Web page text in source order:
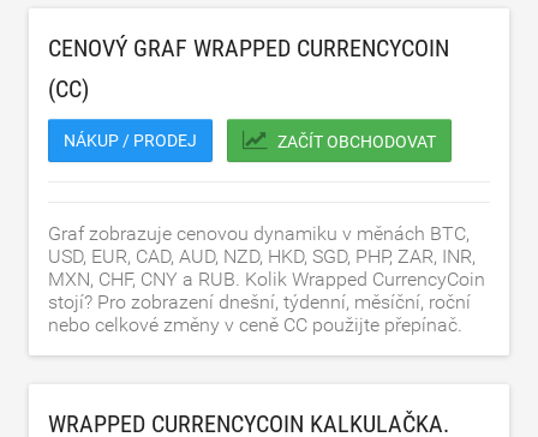
CENOVÝ GRAF WRAPPED CURRENCYCOIN
(CC)
NÁKUP / PRODEJ ZAČÍT OBCHODOVAT
Graf zobrazuje cenovou dynamiku v měnách BTC,
USD, EUR, CAD, AUD, NZD, HKD, SGD, PHP, ZAR, INR,
MXN, CHF, CNY a RUB. Kolik Wrapped CurrencyCoin
stojí? Pro zobrazení dnešní, týdenní, měsíční, roční
nebo celkové změny v ceně CC použijte přepínač.
WRAPPED CURRENCYCOIN KALKULAČKA.